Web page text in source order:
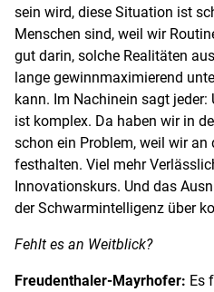
sein wird, diese Situation ist
Menschen sind, weil wir
gut darin, solche Realitäten
lange gewinnmaximierend
kann. Im Nachinein sagt jeder:
ist komplex. Da haben wir in
schon ein Problem, weil wir an
festhalten. Viel mehr
Innovationskurs. Und das
der Schwarmintelligenz über
Fehlt es an Weitblick?
Freudenthaler-Mayrhofer: Es